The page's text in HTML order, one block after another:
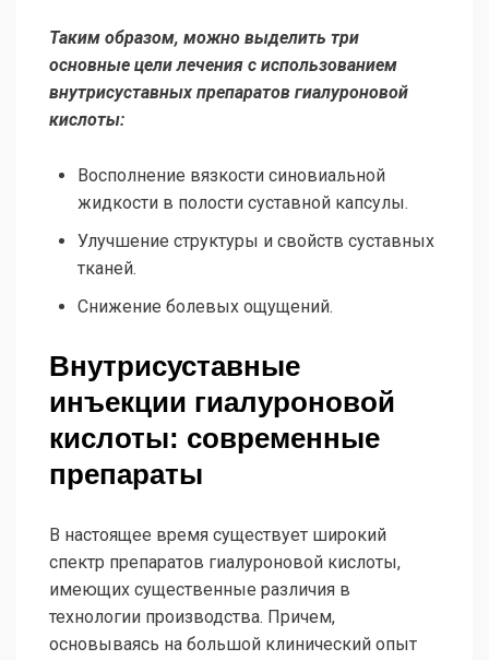
Таким образом, можно выделить три
основные цели лечения с использованием
внутрисуставных препаратов гиалуроновой
кислоты:
Восполнение вязкости синовиальной
жидкости в полости суставной капсулы.
Улучшение структуры и свойств суставных
тканей.
Снижение болевых ощущений.
Внутрисуставные
инъекции гиалуроновой
кислоты: современные
препараты
В настоящее время существует широкий
спектр препаратов гиалуроновой кислоты,
имеющих существенные различия в
технологии производства. Причем,
основываясь на большой клинический опыт